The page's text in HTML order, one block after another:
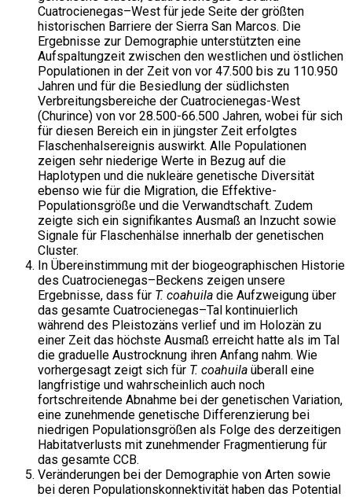
Cuatrocienegas–West für jede Seite der größten
historischen Barriere der Sierra San Marcos. Die
Ergebnisse zur Demographie unterstützten eine
Aufspaltungzeit zwischen den westlichen und östlichen
Populationen in der Zeit von vor 47.500 bis zu 110.950
Jahren und für die Besiedlung der südlichsten
Verbreitungsbereiche der Cuatrocienegas-West
(Churince) von vor 28.500-66.500 Jahren, wobei für sich
für diesen Bereich ein in jüngster Zeit erfolgtes
Flaschenhalsereignis auswirkt. Alle Populationen
zeigen sehr niederige Werte in Bezug auf die
Haplotypen und die nukleäre genetische Diversität
ebenso wie für die Migration, die Effektive-
Populationsgröße und die Verwandtschaft. Zudem
zeigte sich ein signifikantes Ausmaß an Inzucht sowie
Signale für Flaschenhälse innerhalb der genetischen
Cluster.
In Übereinstimmung mit der biogeographischen Historie
des Cuatrocienegas–Beckens zeigen unsere
Ergebnisse, dass für T. coahuila die Aufzweigung über
das gesamte Cuatrocienegas–Tal kontinuierlich
während des Pleistozäns verlief und im Holozän zu
einer Zeit das höchste Ausmaß erreicht hatte als im Tal
die graduelle Austrocknung ihren Anfang nahm. Wie
vorhergesagt zeigt sich für T. coahuila überall eine
langfristige und wahrscheinlich auch noch
fortschreitende Abnahme bei der genetischen Variation,
eine zunehmende genetische Differenzierung bei
niedrigen Populationsgrößen als Folge des derzeitigen
Habitatverlusts mit zunehmender Fragmentierung für
das gesamte CCB.
Veränderungen bei der Demographie von Arten sowie
bei deren Populationskonnektivität haben das Potential